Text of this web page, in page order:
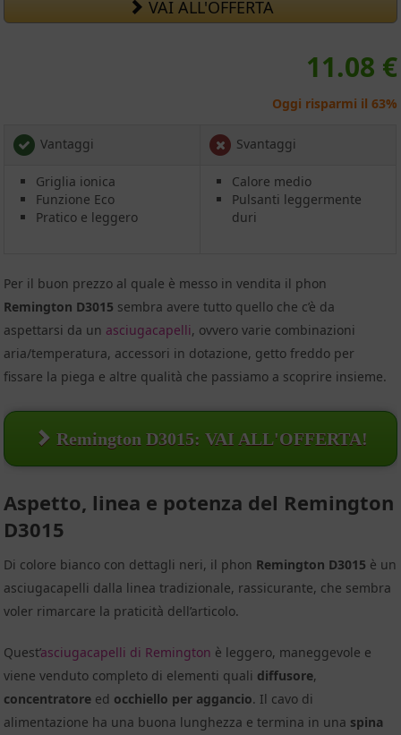
VAI ALL'OFFERTA
11.08 €
Oggi risparmi il 63%
Vantaggi Svantaggi
Griglia ionica
Funzione Eco
Pratico e leggero
Calore medio
Pulsanti leggermente
duri
Per il buon prezzo al quale è messo in vendita il phon
Remington D3015 sembra avere tutto quello che c’è da
aspettarsi da un asciugacapelli, ovvero varie combinazioni
aria/temperatura, accessori in dotazione, getto freddo per
fissare la piega e altre qualità che passiamo a scoprire insieme.
Remington D3015: VAI ALL'OFFERTA!
Aspetto, linea e potenza del Remington
D3015
Di colore bianco con dettagli neri, il phon Remington D3015 è un
asciugacapelli dalla linea tradizionale, rassicurante, che sembra
voler rimarcare la praticità dell’articolo.
Quest’asciugacapelli di Remington è leggero, maneggevole e
viene venduto completo di elementi quali diffusore,
concentratore ed occhiello per aggancio. Il cavo di
alimentazione ha una buona lunghezza e termina in una spina